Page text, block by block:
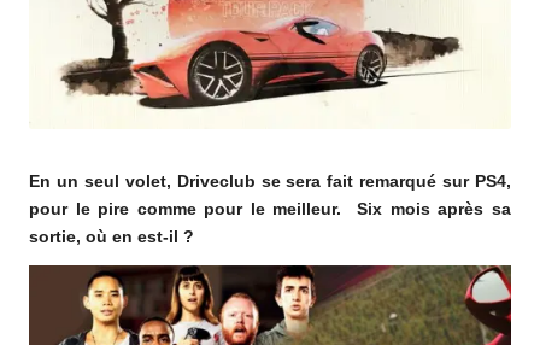
En un seul volet, Driveclub se sera fait remarqué sur PS4,
pour le pire comme pour le meilleur. Six mois après sa
sortie, où en est-il ?